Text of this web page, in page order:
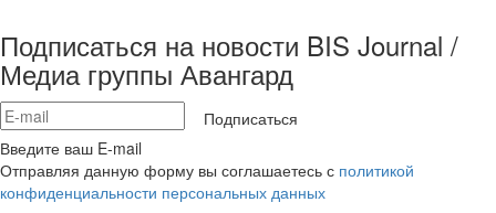
Подписаться на новости BIS Journal /
Медиа группы Авангард
Подписаться
Введите ваш E-mail
Отправляя данную форму вы соглашаетесь с политикой
конфиденциальности персональных данных